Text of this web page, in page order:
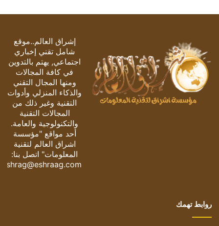
إشراق العالم..موقع
شامل تقني إخباري
اجتماعي, يهتم بالتدوين
في كافة المجالات
ومنها المجال التقني
والذكاء المنزلي وأدوات
التقنية وغير ذلك من
المجالات التقنية
والتكنولوجية والعامة.
أحد مواقع "مؤسسة
اشراق العالم لتقنية
المعلومات" اتصل بنا:
eshrag@eshraag.com
روابط تهمك